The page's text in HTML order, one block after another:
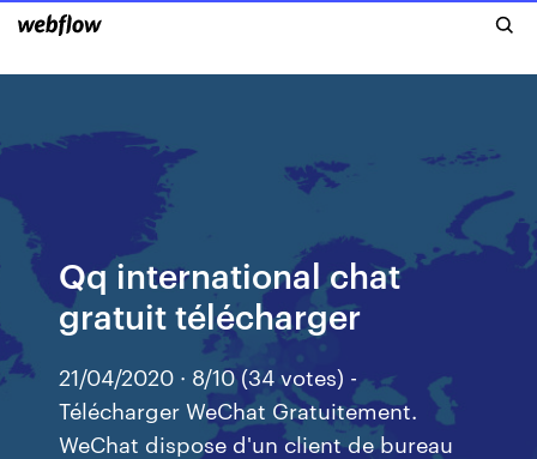
Qq international chat
gratuit télécharger
21/04/2020 · 8/10 (34 votes) -
Télécharger WeChat Gratuitement.
WeChat dispose d'un client de bureau